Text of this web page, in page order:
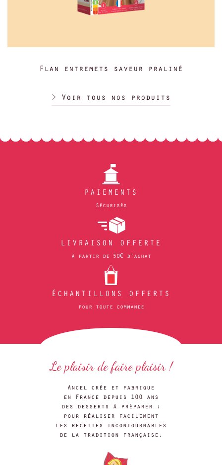
Flan entremets saveur praliné
> Voir tous nos produits
PAIEMENTS
Sécurisés
LIVRAISON OFFERTE
à partir de 50€ d'achat
ÉCHANTILLONS OFFERTS
pour toute commande
Le plaisir de faire plaisir !
Ancel crée et fabrique
en France depuis 100 ans
des desserts à préparer :
pour réaliser facilement
les recettes incontournables
de la tradition française.